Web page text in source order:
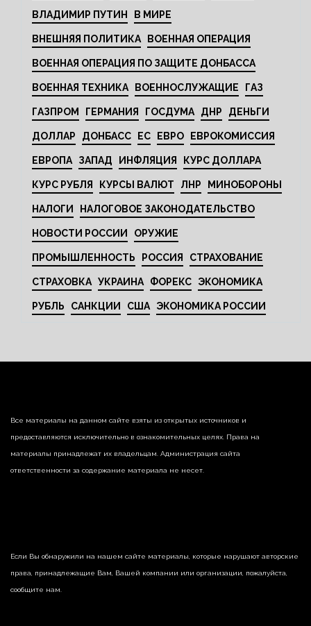
ВЛАДИМИР ПУТИН В МИРЕ
ВНЕШНЯЯ ПОЛИТИКА ВОЕННАЯ ОПЕРАЦИЯ
ВОЕННАЯ ОПЕРАЦИЯ ПО ЗАЩИТЕ ДОНБАССА
ВОЕННАЯ ТЕХНИКА ВОЕННОСЛУЖАЩИЕ ГАЗ
ГАЗПРОМ ГЕРМАНИЯ ГОСДУМА ДНР ДЕНЬГИ
ДОЛЛАР ДОНБАСС ЕС ЕВРО ЕВРОКОМИССИЯ
ЕВРОПА ЗАПАД ИНФЛЯЦИЯ КУРС ДОЛЛАРА
КУРС РУБЛЯ КУРСЫ ВАЛЮТ ЛНР МИНОБОРОНЫ
НАЛОГИ НАЛОГОВОЕ ЗАКОНОДАТЕЛЬСТВО
НОВОСТИ РОССИИ ОРУЖИЕ
ПРОМЫШЛЕННОСТЬ РОССИЯ СТРАХОВАНИЕ
СТРАХОВКА УКРАИНА ФОРЕКС ЭКОНОМИКА
РУБЛЬ САНКЦИИ США ЭКОНОМИКА РОССИИ
Все материалы на данном сайте взяты из открытых источников и
предоставляются исключительно в ознакомительных целях. Права на
материалы принадлежат их владельцам. Администрация сайта
ответственности за содержание материала не несет.
Если Вы обнаружили на нашем сайте материалы, которые нарушают авторские
права, принадлежащие Вам, Вашей компании или организации, пожалуйста,
сообщите нам.